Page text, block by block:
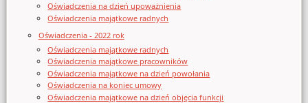
Oświadczenia na dzień upoważnienia
Oświadczenia majątkowe radnych
Oświadczenia - 2022 rok
Oświadczenia majątkowe radnych
Oświadczenia majątkowe pracowników
Oświadczenia majątkowe na dzień powołania
Oświadczenia na koniec umowy
Oświadczenia majątkowe na dzień objęcia funkcji